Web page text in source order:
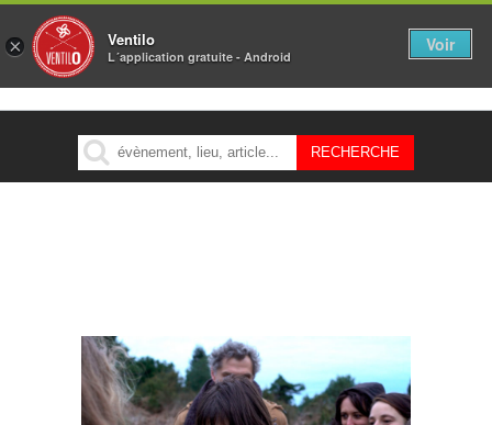
MENU
× Ventilo
L´application gratuite - Android
Voir